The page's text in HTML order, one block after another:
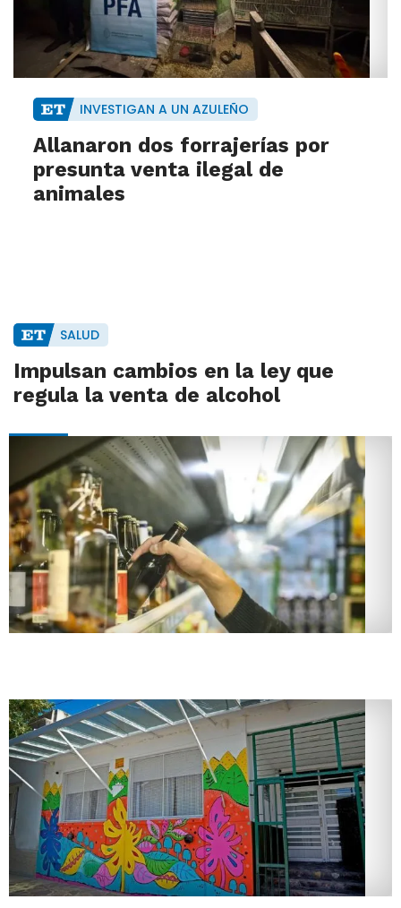
INVESTIGAN A UN AZULEÑO
Allanaron dos forrajerías por
presunta venta ilegal de
animales
SALUD
Impulsan cambios en la ley que
regula la venta de alcohol